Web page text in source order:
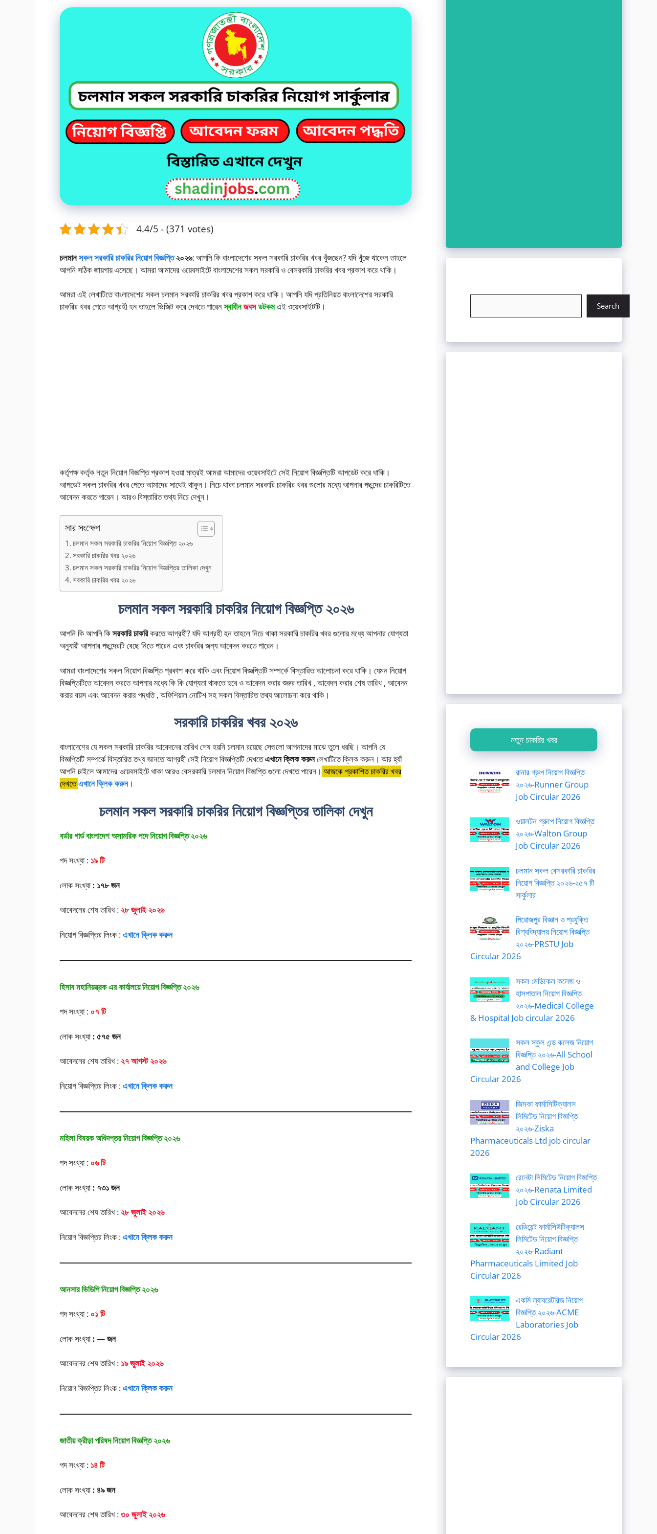
4.4/5 - (371 votes)
চলমানসকল সরকারি চাকরির নিয়োগ বিজ্ঞপ্তি২০২৬: আপনি কি বাংলাদেশের সকল সরকারি চাকরির খবর খুঁজছেন? যদি খুঁজে থাকেন তাহলে
আপনি সঠিক জায়গায় এসেছে। আমরা আমাদের ওয়েবসাইটে বাংলাদেশের সকল সরকারি ও বেসরকারি চাকরির খবর প্রকাশ করে থাকি।
আমরা এই লেখাটিতে বাংলাদেশের সকল চলমান সরকারি চাকরির খবর প্রকাশ করে থাকি। আপনি যদি প্রতিনিয়ত বাংলাদেশের সরকারি
চাকরির খবর পেতে আগ্রহী হন তাহলে ভিজিট করে দেখতে পারেনস্বাধীনজবসডটকমএই ওয়েবসাইটটি।
কর্তৃপক্ষ কর্তৃক নতুন নিয়োগ বিজ্ঞপ্তি প্রকাশ হওয়া মাত্রই আমরা আমাদের ওয়েবসাইটে সেই নিয়োগ বিজ্ঞপ্তিটি আপডেট করে থাকি।
আপডেট সকল চাকরির খবর পেতে আমাদের সাথেই থাকুন। নিচে থাকা চলমান সরকারি চাকরির খবর গুলোর মধ্যে আপনার পছন্দের চাকরিটিতে
আবেদন করতে পারেন। আরও বিস্তারিত তথ্য নিচে দেখুন।
সার সংক্ষেপ
চলমান সকল সরকারি চাকরির নিয়োগ বিজ্ঞপ্তি ২০২৬
সরকারি চাকরির খবর ২০২৬
চলমান সকল সরকারি চাকরির নিয়োগ বিজ্ঞপ্তির তালিকা দেখুন
সরকারি চাকরির খবর ২০২৬
চলমান সকল সরকারি চাকরির নিয়োগ বিজ্ঞপ্তি ২০২৬
আপনি কি আপনি কিসরকারি চাকরিকরতে আগ্রহী? যদি আগ্রহী হন তাহলে নিচে থাকা সরকারি চাকরির খবর গুলোর মধ্যে আপনার যোগ্যতা
অনুযায়ী আপনার পছন্দেরটি বেছে নিতে পারেন এবং চাকরির জন্য আবেদন করতে পারেন।
আমরা বাংলাদেশের সকল নিয়োগ বিজ্ঞপ্তি প্রকাশ করে থাকি এবং নিয়োগ বিজ্ঞপ্তিটি সম্পর্কে বিস্তারিত আলোচনা করে থাকি। যেমন নিয়োগ
বিজ্ঞপ্তিটিতে আবেদন করতে আপনার মধ্যে কি কি যোগ্যতা থাকতে হবে ও আবেদন করার শুরুর তারিখ , আবেদন করার শেষ তারিখ , আবেদন
করার বয়স এবং আবেদন করার পদ্ধতি , অফিশিয়াল নোটিশ সহ সকল বিস্তারিত তথ্য আলোচনা করে থাকি।
সরকারি চাকরির খবর ২০২৬
বাংলাদেশের যে সকল সরকারি চাকরির আবেদনের তারিখ শেষ হয়নি চলমান রয়েছে সেগুলো আপনাদের মাঝে তুলে ধরছি। আপনি যে
বিজ্ঞপ্তিটি সম্পর্কে বিস্তারিত তথ্য জানতে আগ্রহী সেই নিয়োগ বিজ্ঞপ্তিটি দেখতেএখানে ক্লিক করুনলেখাটিতে ক্লিক করুন। আর হ্যাঁ
আপনি চাইলে আমাদের ওয়েবসাইটে থাকা আরও বেসরকারি চলমান নিয়োগ বিজ্ঞপ্তি গুলো দেখতে পারেন। আজকে প্রকাশিত চাকরির খবর
দেখতেএখানে ক্লিক করুন।
চলমান সকল সরকারি চাকরির নিয়োগ বিজ্ঞপ্তির তালিকা দেখুন
বর্ডার গার্ড বাংলাদেশ অসামরিক পদে নিয়োগ বিজ্ঞপ্তি ২০২৬
পদ সংখ্যা : ১৯ টি
লোক সংখ্যা: ১৭৮ জন
আবেদনের শেষ তারিখ :২৮ জুলাই ২০২৬
নিয়োগ বিজ্ঞপ্তির লিংক :এখানে ক্লিক করুন
হিসাব মহানিয়ন্ত্রক এর কার্যালয়ে নিয়োগ বিজ্ঞপ্তি ২০২৬
পদ সংখ্যা : ০৭ টি
লোক সংখ্যা: ৫৭৫ জন
আবেদনের শেষ তারিখ :২৭ আগস্ট ২০২৬
নিয়োগ বিজ্ঞপ্তির লিংক :এখানে ক্লিক করুন
মহিলা বিষয়ক অধিদপ্তর নিয়োগ বিজ্ঞপ্তি ২০২৬
পদ সংখ্যা : ০৬ টি
লোক সংখ্যা: ৭৩১ জন
আবেদনের শেষ তারিখ :২৮ জুলাই ২০২৬
নিয়োগ বিজ্ঞপ্তির লিংক :এখানে ক্লিক করুন
আনসার ভিডিপি নিয়োগ বিজ্ঞপ্তি ২০২৬
পদ সংখ্যা : ০১ টি
লোক সংখ্যা: — জন
আবেদনের শেষ তারিখ : ১৯ জুলাই ২০২৬
নিয়োগ বিজ্ঞপ্তির লিংক :এখানে ক্লিক করুন
জাতীয় ক্রীড়া পরিষদ নিয়োগ বিজ্ঞপ্তি ২০২৬
পদ সংখ্যা : ১৪ টি
লোক সংখ্যা: ৪৯ জন
আবেদনের শেষ তারিখ :৩০ জুলাই ২০২৬
Search
নতুন চাকরির খবর
রানার গ্রুপ নিয়োগ বিজ্ঞপ্তি
২০২৬-Runner Group
Job Circular 2026
ওয়ালটন গ্রুপে নিয়োগ বিজ্ঞপ্তি
২০২৬-Walton Group
Job Circular 2026
চলমান সকল বেসরকারি চাকরির
নিয়োগ বিজ্ঞপ্তি ২০২৬-২৫৭ টি
সার্কুলার
পিরোজপুর বিজ্ঞান ও প্রযুক্তি
বিশ্ববিদ্যালয় নিয়োগ বিজ্ঞপ্তি
২০২৬-PRSTU Job
Circular 2026
সকল মেডিকেল কলেজ ও
হাসপাতাল নিয়োগ বিজ্ঞপ্তি
২০২৬-Medical College
& Hospital Job circular 2026
সকল স্কুল এন্ড কলেজ নিয়োগ
বিজ্ঞপ্তি ২০২৬-All School
and College Job
Circular 2026
জিসকা ফার্মাসিটিক্যালস
লিমিটেড নিয়োগ বিজ্ঞপ্তি
২০২৬-Ziska
Pharmaceuticals Ltd job circular
2026
রেনেটা লিমিটেড নিয়োগ বিজ্ঞপ্তি
২০২৬-Renata Limited
Job Circular 2026
রেডিয়েন্ট ফার্মাসিউটিক্যালস
লিমিটেড নিয়োগ বিজ্ঞপ্তি
২০২৬-Radiant
Pharmaceuticals Limited Job
Circular 2026
একমি ল্যাবরেটরিজ নিয়োগ
বিজ্ঞপ্তি ২০২৬-ACME
Laboratories Job
Circular 2026